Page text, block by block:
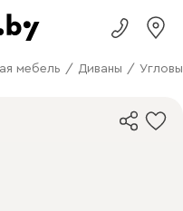
мебель / Диваны /